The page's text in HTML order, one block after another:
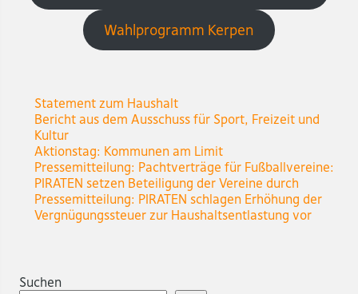
Wahlprogramm Kerpen
Statement zum Haushalt
Bericht aus dem Ausschuss für Sport, Freizeit und
Kultur
Aktionstag: Kommunen am Limit
Pressemitteilung: Pachtverträge für Fußballvereine:
PIRATEN setzen Beteiligung der Vereine durch
Pressemitteilung: PIRATEN schlagen Erhöhung der
Vergnügungssteuer zur Haushaltsentlastung vor
Suchen